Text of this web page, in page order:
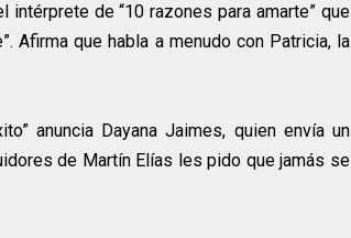
de “10 razones para amarte” que
Afirma que habla a menudo con Patricia, la
anuncia Dayana Jaimes, quien envía un
de Martín Elías les pido que jamás se